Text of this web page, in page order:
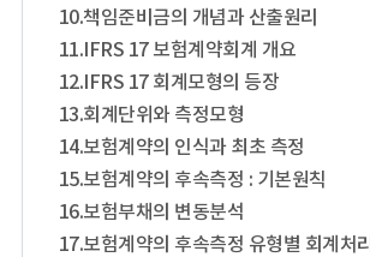
10.책임준비금의 개념과 산출원리
11.IFRS 17 보험계약회계 개요
12.IFRS 17 회계모형의 등장
13.회계단위와 측정모형
14.보험계약의 인식과 최초 측정
15.보험계약의 후속측정 : 기본원칙
16.보험부채의 변동분석
17.보험계약의 후속측정 유형별 회계처리